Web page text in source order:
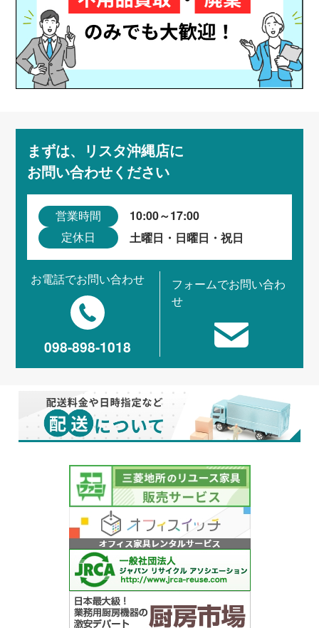
まずは、リスタ沖縄店に
お問い合わせください
営業時間 10:00～17:00
定休日 土曜日・日曜日・祝日
お電話でお問い合わせ
098-898-1018
フォームでお問い合わ
せ